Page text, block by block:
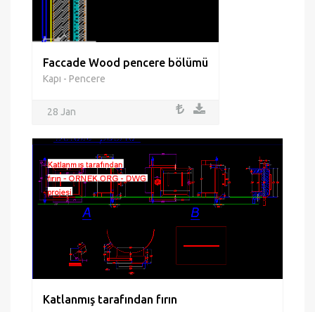
Faccade Wood pencere bölümü
Kapı - Pencere
28 Jan
Katlanmış tarafından fırın